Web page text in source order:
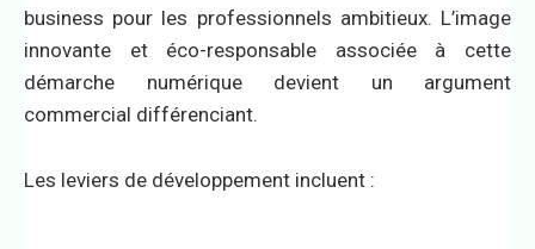
business pour les professionnels ambitieux. L’image
innovante et éco-responsable associée à cette
démarche numérique devient un argument
commercial différenciant.
Les leviers de développement incluent :